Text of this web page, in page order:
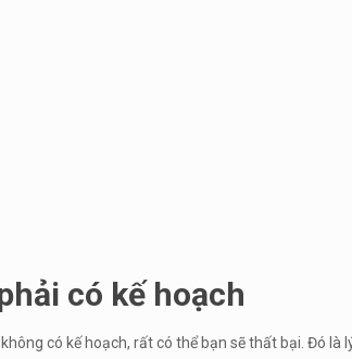
có kế hoạch
có kế hoạch, rất có thể bạn sẽ thất bại. Đó